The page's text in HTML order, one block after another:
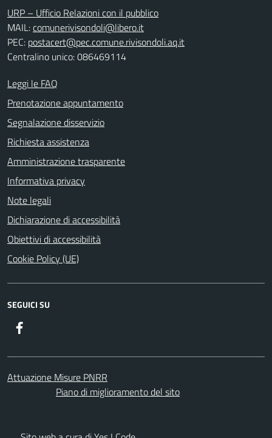
URP – Ufficio Relazioni con il pubblico
MAIL:comunerivisondoli@libero.it
PEC: postacert@pec.comune.rivisondoli.aq.it
Centralino unico: 086469114
Leggi le FAQ
Prenotazione appuntamento
Segnalazione disservizio
Richiesta assistenza
Amministrazione trasparente
Informativa privacy
Note legali
Dichiarazione di accessibilità
Obiettivi di accessibilità
Cookie Policy (UE)
SEGUICI SU
Attuazione Misure PNRR
Piano di miglioramento del sito